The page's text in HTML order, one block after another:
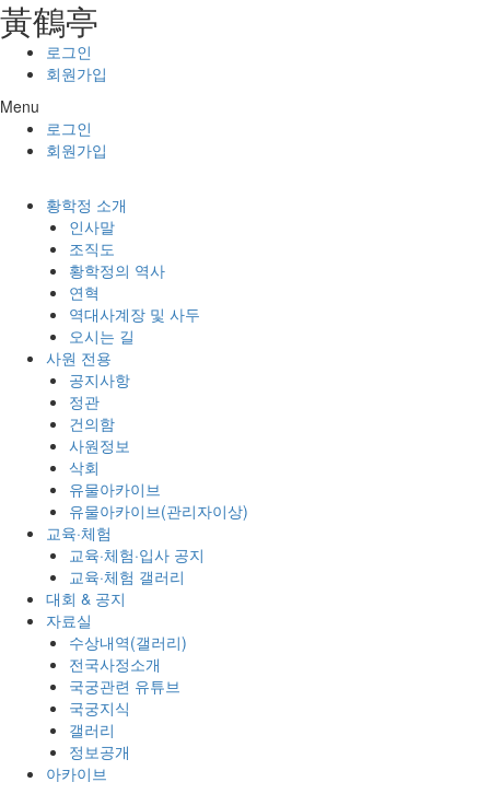
콘텐츠로
건너뛰기
⿈鶴亭
로그인
회원가입
Menu
로그인
회원가입
황학정 소개
인사말
조직도
황학정의 역사
연혁
역대사계장 및 사두
오시는 길
사원 전용
공지사항
정관
건의함
사원정보
삭회
유물아카이브
유물아카이브(관리자이상)
교육·체험
교육·체험·입사 공지
교육·체험 갤러리
대회 & 공지
자료실
수상내역(갤러리)
전국사정소개
국궁관련 유튜브
국궁지식
갤러리
정보공개
아카이브